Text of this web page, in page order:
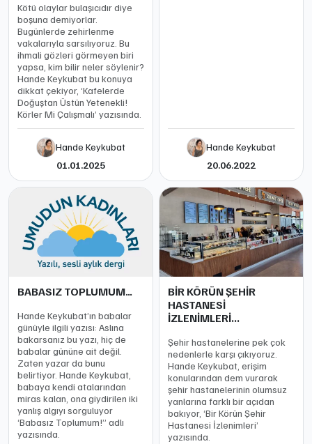
Kötü olaylar bulaşıcıdır diye
boşuna demiyorlar.
Bugünlerde zehirlenme
vakalarıyla sarsılıyoruz. Bu
ihmali gözleri görmeyen biri
yapsa, kim bilir neler söylenir?
Hande Keykubat bu konuya
dikkat çekiyor, ‘Kafelerde
Doğuştan Üstün Yetenekli!
Körler Mi Çalışmalı’ yazısında.
Hande Keykubat
01.01.2025
Hande Keykubat
20.06.2022
BABASIZ TOPLUMUM…
Hande Keykubat’ın babalar
günüyle ilgili yazısı: Aslına
bakarsanız bu yazı, hiç de
babalar gününe ait değil.
Zaten yazar da bunu
belirtiyor. Hande Keykubat,
babaya kendi atalarından
miras kalan, ona giydirilen iki
yanlış algıyı sorguluyor
‘Babasız Toplumum!” adlı
yazısında.
BİR KÖRÜN ŞEHİR
HASTANESİ
İZLENİMLERİ...
Şehir hastanelerine pek çok
nedenlerle karşı çıkıyoruz.
Hande Keykubat, erişim
konularından dem vurarak
şehir hastanelerinin olumsuz
yanlarına farklı bir açıdan
bakıyor, ‘Bir Körün Şehir
Hastanesi İzlenimleri’
yazısında.